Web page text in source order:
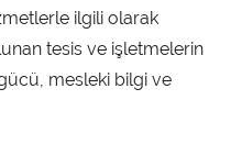
ilgili olarak
tesis ve işletmelerin
gücü, mesleki bilgi ve